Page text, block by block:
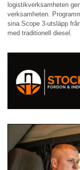
logistikverksamheten
verksamheten.
sina Scope 3-utsläpp
med traditionell diesel.